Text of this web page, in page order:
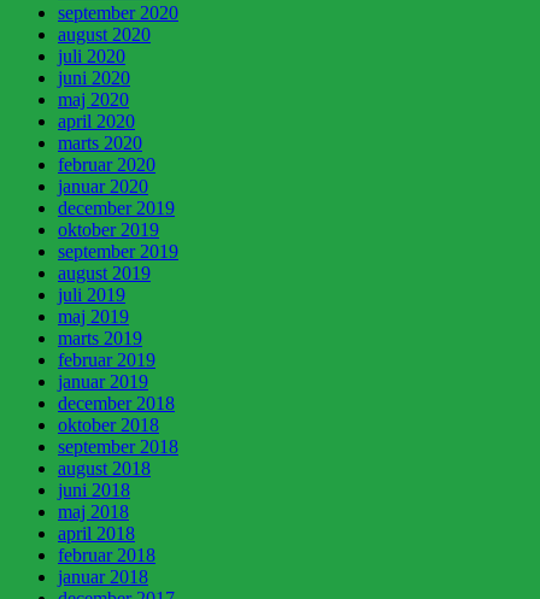
september 2020
august 2020
juli 2020
juni 2020
maj 2020
april 2020
marts 2020
februar 2020
januar 2020
december 2019
oktober 2019
september 2019
august 2019
juli 2019
maj 2019
marts 2019
februar 2019
januar 2019
december 2018
oktober 2018
september 2018
august 2018
juni 2018
maj 2018
april 2018
februar 2018
januar 2018